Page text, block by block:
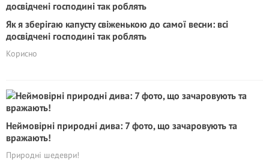
Як я зберігаю капусту свіженькою до самої весни: всі
досвідчені господині так роблять
Корисно
Неймовірні природні дива: 7 фото, що зачаровують та
вражають!
Природні шедеври!